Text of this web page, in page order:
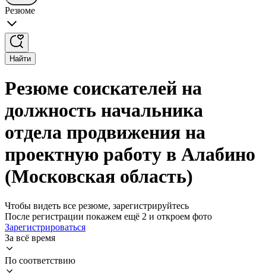
Резюме
Найти
Резюме соискателей на
должность начальника
отдела продвижения на
проектную работу в Алабино
(Московская область)
Чтобы видеть все резюме, зарегистрируйтесь
После регистрации покажем ещё 2 и откроем фото
Зарегистрироваться
За всё время
По соответствию